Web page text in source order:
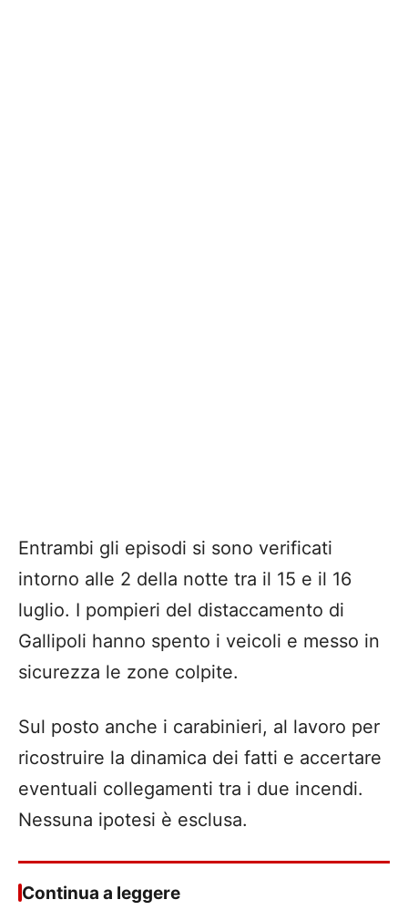
Entrambi gli episodi si sono verificati
intorno alle 2 della notte tra il 15 e il 16
luglio. I pompieri del distaccamento di
Gallipoli hanno spento i veicoli e messo in
sicurezza le zone colpite.
Sul posto anche i carabinieri, al lavoro per
ricostruire la dinamica dei fatti e accertare
eventuali collegamenti tra i due incendi.
Nessuna ipotesi è esclusa.
Continua a leggere